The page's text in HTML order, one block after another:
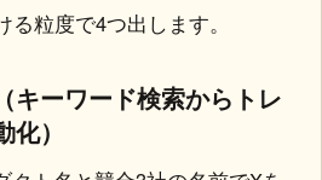
粒度で4つ出します。
キーワード検索からトレ
）